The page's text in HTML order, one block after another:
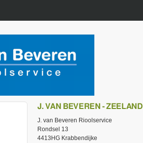
J. VAN BEVEREN - ZEELAND
J. van Beveren Rioolservice
Rondsel 13
4413HG Krabbendijke